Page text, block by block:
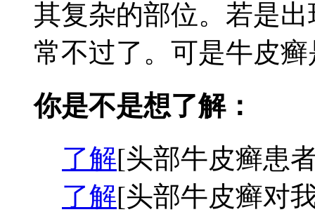
其复杂的部位。若是
常不过了。可是牛皮
你是不是想了解：
了解[头部牛皮癣患
了解[头部牛皮癣对